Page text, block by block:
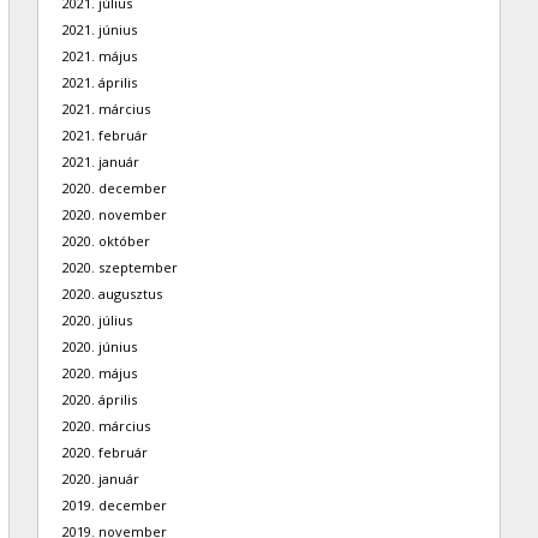
2021. június
2021. május
2021. április
2021. március
2021. február
2021. január
2020. december
2020. november
2020. október
2020. szeptember
2020. augusztus
2020. július
2020. június
2020. május
2020. április
2020. március
2020. február
2020. január
2019. december
2019. november